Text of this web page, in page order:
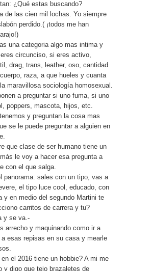
¿Qué estas buscando?
de las cien mil lochas. Yo siempre
perdido.( ¡todos me han
una categoria algo mas intima y
circunciso, si eres activo,
drag, trans, leather, oso, cantidad
raza, a que hueles y cuanta
maravillosa sociología homosexual.
a preguntar si uno fuma, si uno
poppers, mascota, hijos, etc.
y preguntan la cosa mas
se le puede preguntar a alguien en
que clase de ser humano tiene un
le voy a hacer esa pregunta a
con el que salga.
panorama: sales con un tipo, vas a
el tipo luce cool, educado, con
y en medio del segundo Martini te
carritos de carrera y tu?
y se va.-
arrecho y maquinando como ir a
a esas repisas en su casa y mearle
el 2016 tiene un hobbie? A mi me
y digo que tejo brazaletes de